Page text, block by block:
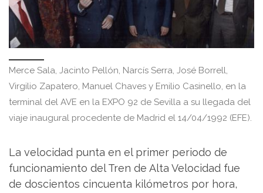
Merce Sala, Jacinto Pellón, Narcís Serra, José Borrell,
Virgilio Zapatero, Manuel Chaves y Emilio Casinello, en la
terminal del AVE en la EXPO 92 de Sevilla a su llegada del
viaje inaugural procedente de Madrid el 14/04/1992 (EFE).
La velocidad punta en el primer periodo de
funcionamiento del Tren de Alta Velocidad fue
de doscientos cincuenta kilómetros por hora,